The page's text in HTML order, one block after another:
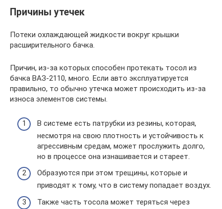
Причины утечек
Потеки охлаждающей жидкости вокруг крышки
расширительного бачка.
Причин, из-за которых способен протекать тосол из
бачка ВАЗ-2110, много. Если авто эксплуатируется
правильно, то обычно утечка может происходить из-за
износа элементов системы.
В системе есть патрубки из резины, которая,
несмотря на свою плотность и устойчивость к
агрессивным средам, может прослужить долго,
но в процессе она изнашивается и стареет.
Образуются при этом трещины, которые и
приводят к тому, что в систему попадает воздух.
Также часть тосола может теряться через